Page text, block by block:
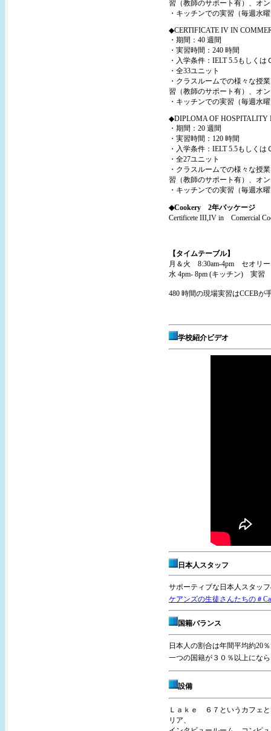
習（教師のサポート有）、オ
・キッチンでの実習（毎週水
◆CERTIFICATE IV IN
・期間：40 週間
・実習時間：240 時間
・入学条件：IELT 5.5もしくは
・全33ユニット
・クラスルームでの様々な授
習（教師のサポート有）、オ
・キッチンでの実習（毎週水
◆DIPLOMA OF HOSPITALITY
・期間：20 週間
・実習時間：120 時間
・入学条件：IELT 5.5もしくは
・全27ユニット
・クラスルームでの様々な授
習（教師のサポート有）、オ
・キッチンでの実習（毎週水
◆Cookery 2年パッケージ
Certificete III,IV in Comercial
【タイムテーブル】
月＆火 8:30am-4pm セオリー
水 4pm- 8pm (キッチン) 実習
480 時間の現場実習はCCEBが
学校紹介ビデオ
日本人スタッフ
サポーティブな日本人スタッ
ケアンズの生徒さんたちの＃
国籍バランス
日本人の割合は年間平均約20
一つの国籍が３０％以上にな
設備
Ｌａｋｅ ６７というカフェ
リア、